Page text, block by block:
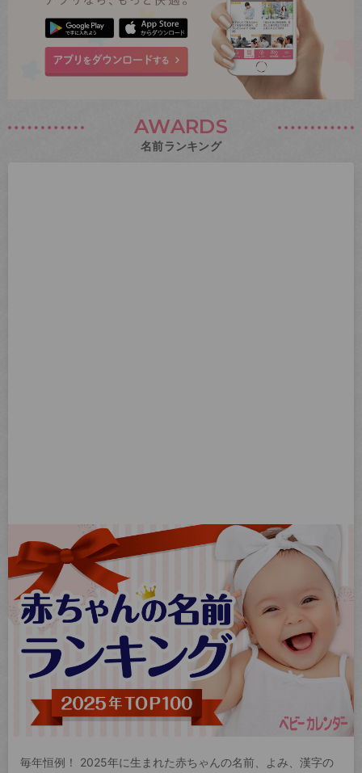
AWARDS
名前ランキング
毎年恒例！ 2025年に生まれた赤ちゃんの名前、よみ、漢字の